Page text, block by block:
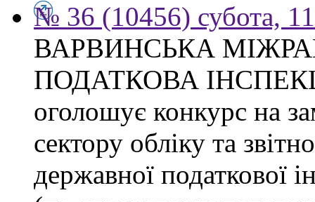
№ 36 (10456) субота,
ВАРВИНСЬКА
ПОДАТКОВА
оголошує конкурс на
сектору обліку та
державної податкової